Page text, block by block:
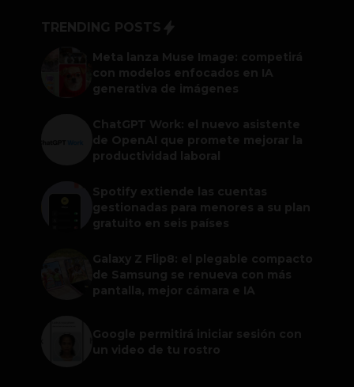
TRENDING POSTS
Meta lanza Muse Image: competirá
con modelos enfocados en IA
generativa de imágenes
ChatGPT Work: el nuevo asistente
de OpenAI que promete mejorar la
productividad laboral
Spotify extiende las cuentas
gestionadas para menores a su plan
gratuito en seis países
Galaxy Z Flip8: el plegable compacto
de Samsung se renueva con más
pantalla, mejor cámara e IA
Google permitirá iniciar sesión con
un video de tu rostro